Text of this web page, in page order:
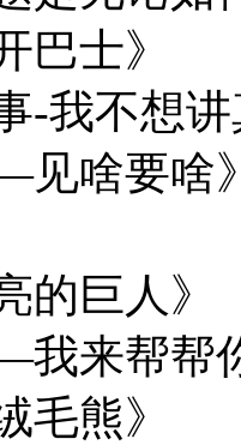
开巴士
-我不想
——
亮的巨
我来帮帮
绒毛熊